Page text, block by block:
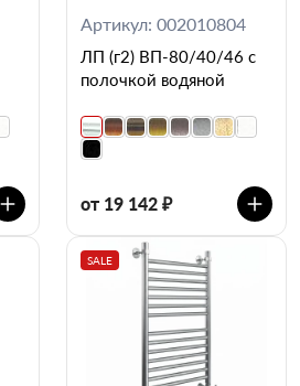
Артикул: 002010804
ЛП (г2) ВП-80/40/46 с
полочкой водяной
от 19 142 ₽
SALE